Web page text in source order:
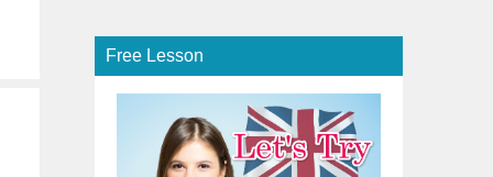
Free Lesson